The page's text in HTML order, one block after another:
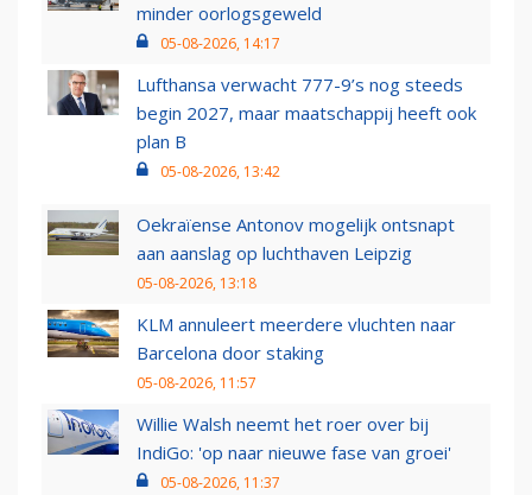
minder oorlogsgeweld
05-08-2026, 14:17
Lufthansa verwacht 777-9’s nog steeds
begin 2027, maar maatschappij heeft ook
plan B
05-08-2026, 13:42
Oekraïense Antonov mogelijk ontsnapt
aan aanslag op luchthaven Leipzig
05-08-2026, 13:18
KLM annuleert meerdere vluchten naar
Barcelona door staking
05-08-2026, 11:57
Willie Walsh neemt het roer over bij
IndiGo: 'op naar nieuwe fase van groei'
05-08-2026, 11:37